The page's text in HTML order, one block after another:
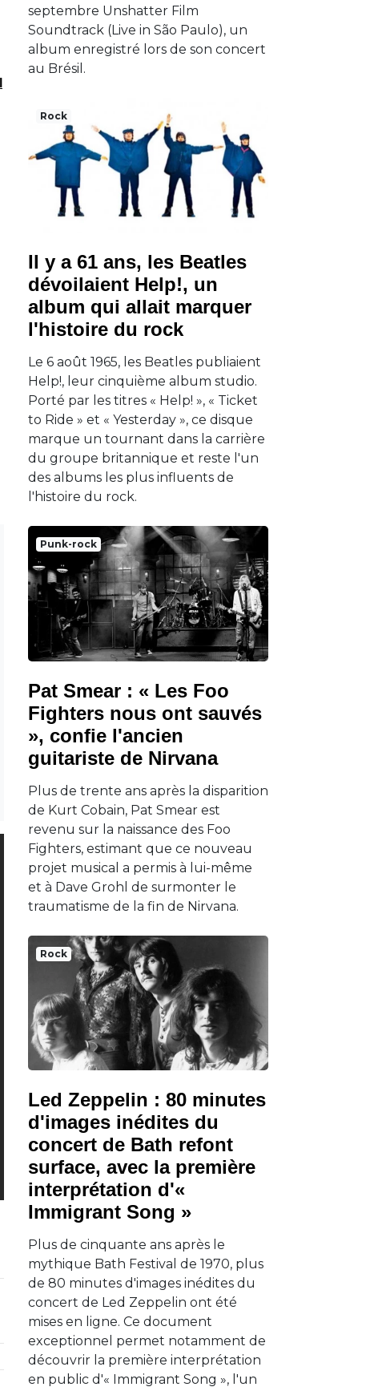
septembre Unshatter Film
Soundtrack (Live in São Paulo), un
album enregistré lors de son concert
au Brésil.
Rock
Il y a 61 ans, les Beatles
dévoilaient Help!, un
album qui allait marquer
l'histoire du rock
Le 6 août 1965, les Beatles publiaient
Help!, leur cinquième album studio.
Porté par les titres « Help! », « Ticket
to Ride » et « Yesterday », ce disque
marque un tournant dans la carrière
du groupe britannique et reste l'un
des albums les plus influents de
l'histoire du rock.
Punk-rock
Pat Smear : « Les Foo
Fighters nous ont sauvés
», confie l'ancien
guitariste de Nirvana
Plus de trente ans après la disparition
de Kurt Cobain, Pat Smear est
revenu sur la naissance des Foo
Fighters, estimant que ce nouveau
projet musical a permis à lui-même
et à Dave Grohl de surmonter le
traumatisme de la fin de Nirvana.
Rock
Led Zeppelin : 80 minutes
d'images inédites du
concert de Bath refont
surface, avec la première
interprétation d'«
Immigrant Song »
Plus de cinquante ans après le
mythique Bath Festival de 1970, plus
de 80 minutes d'images inédites du
concert de Led Zeppelin ont été
mises en ligne. Ce document
exceptionnel permet notamment de
découvrir la première interprétation
en public d'« Immigrant Song », l'un